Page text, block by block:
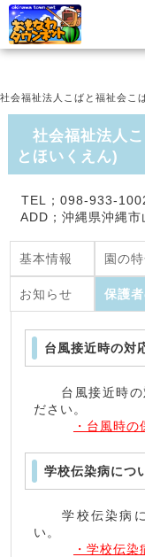
社会福祉法人こばと福祉会こ
社会福祉法人こ
とほいくえん)
TEL；098-933-
ADD；沖縄県沖縄
基本情報 園の
お知らせ
台風接近時の対
台風接近時の
ださい。
・台風時
学校伝染病につ
学校伝染病に
い。
・学校伝染